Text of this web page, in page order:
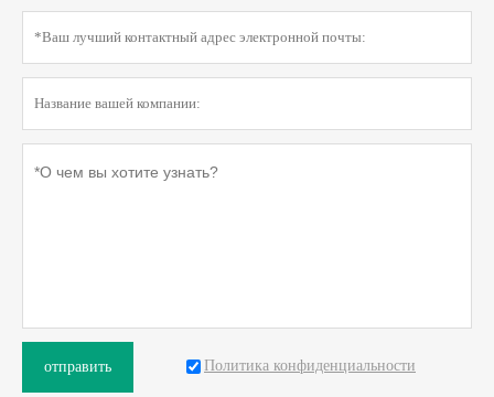
отправить Политика конфиденциальности